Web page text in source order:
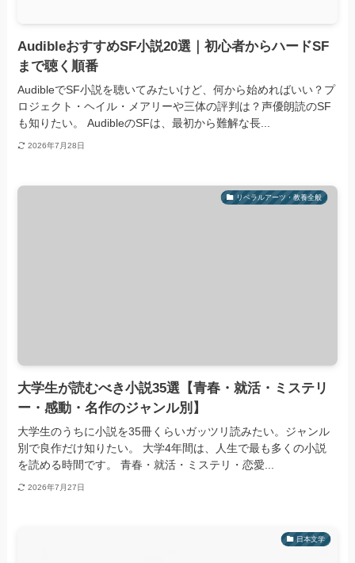
AudibleおすすめSF小説20選｜初心者からハードSF
まで聴く順番
AudibleでSF小説を聴いてみたいけど、何から始めればいい？プ
ロジェクト・ヘイル・メアリーや三体の評判は？声優朗読のSF
も知りたい。 AudibleのSFは、最初から難解な長...
2026年7月28日
リベラルアーツ・教養全般
大学生が読むべき小説35選【青春・就活・ミステリ
ー・感動・名作のジャンル別】
大学生のうちに小説を35冊くらいガッツリ読みたい。ジャンル
別で良作だけ知りたい。 大学4年間は、人生で最も多くの小説
を読める時間です。 青春・就活・ミステリ・恋愛...
2026年7月27日
日本文学